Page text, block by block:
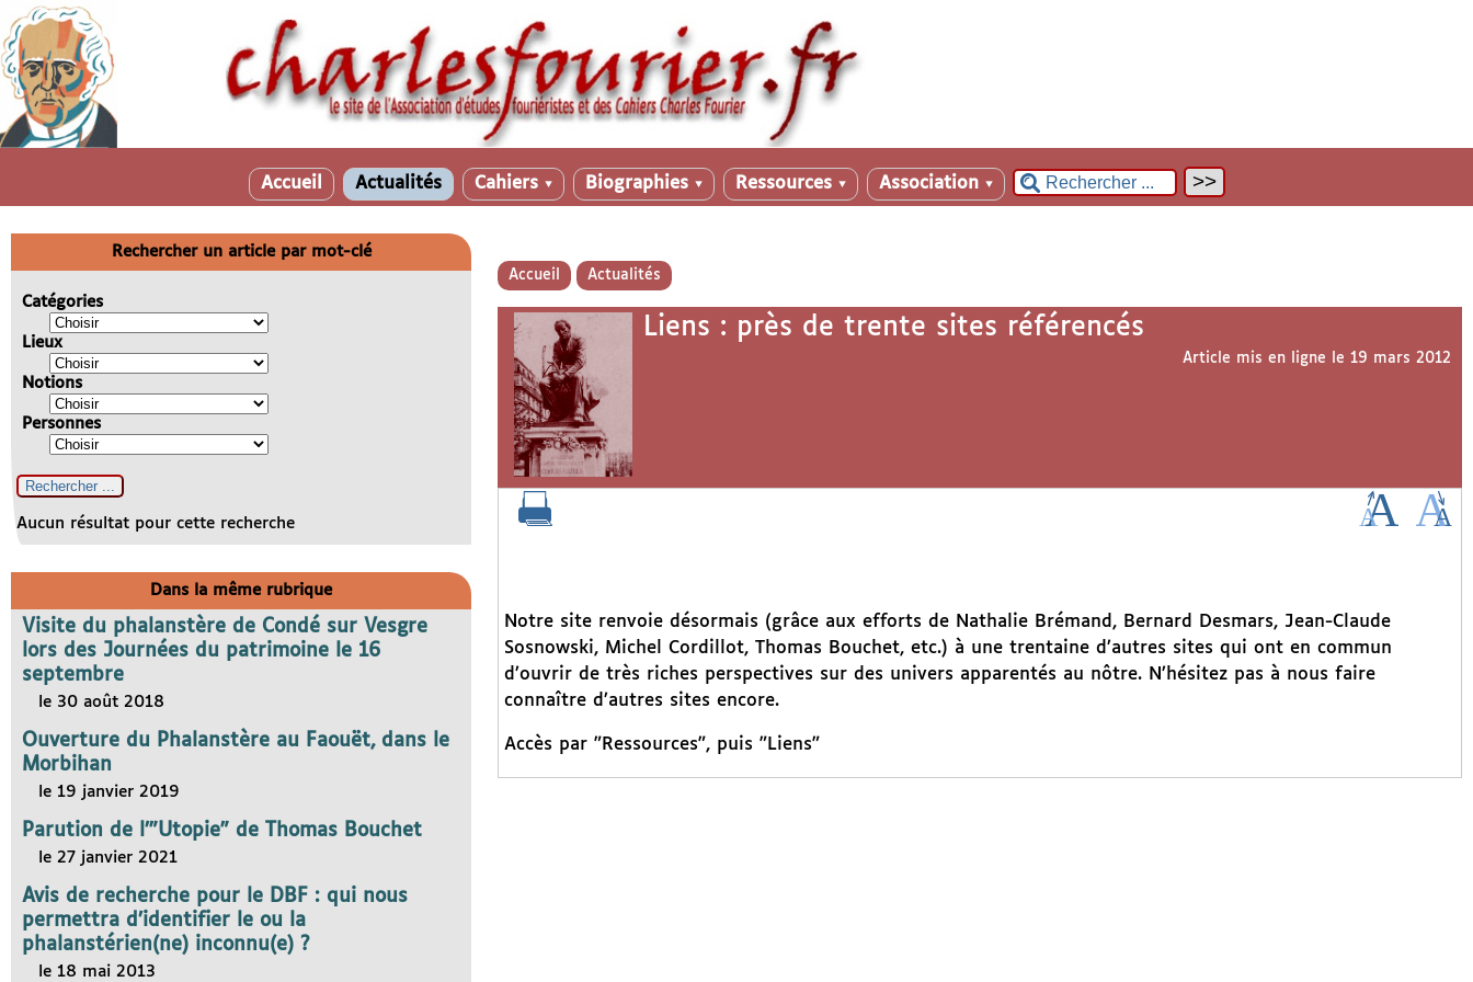
Accueil Actualités Cahiers ▼ Biographies ▼ Ressources ▼ Association ▼
Accueil Actualités
Liens : près de trente sites référencés
Article mis en ligne le 19 mars 2012
Notre site renvoie désormais (grâce aux efforts de Nathalie Brémand, Bernard Desmars, Jean-Claude
Sosnowski, Michel Cordillot, Thomas Bouchet, etc.) à une trentaine d’autres sites qui ont en commun
d’ouvrir de très riches perspectives sur des univers apparentés au nôtre. N’hésitez pas à nous faire
connaître d’autres sites encore.
Accès par "Ressources", puis "Liens"
Rechercher un article par mot-clé
Catégories
Lieux
Notions
Personnes
Aucun résultat pour cette recherche
Dans la même rubrique
Visite du phalanstère de Condé sur Vesgre
lors des Journées du patrimoine le 16
septembre
le 30 août 2018
Ouverture du Phalanstère au Faouët, dans le
Morbihan
le 19 janvier 2019
Parution de l’"Utopie" de Thomas Bouchet
le 27 janvier 2021
Avis de recherche pour le DBF : qui nous
permettra d’identifier le ou la
phalanstérien(ne) inconnu(e) ?
le 18 mai 2013